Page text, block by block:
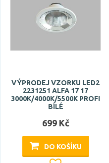
Napětí / napájení
baterie
VÝPRODEJ VZORKU LED2
2231251 ALFA 17 17
3000K/4000K/5500K PROFI
BÍLÉ
699 Kč
DO KOŠÍKU